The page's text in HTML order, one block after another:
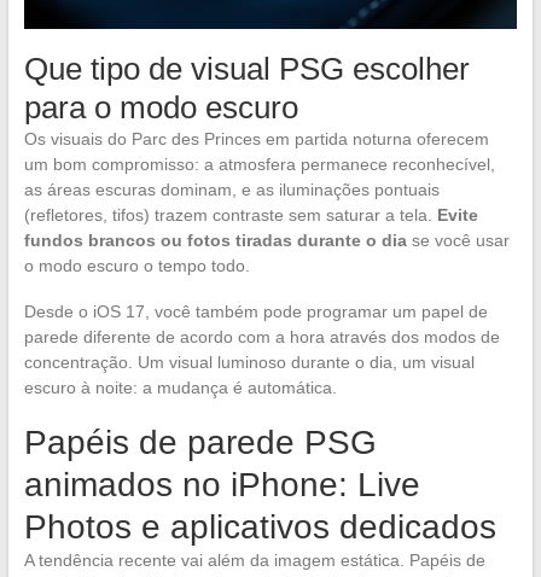
Que tipo de visual PSG escolher
para o modo escuro
Os visuais do Parc des Princes em partida noturna oferecem
um bom compromisso: a atmosfera permanece reconhecível,
as áreas escuras dominam, e as iluminações pontuais
(refletores, tifos) trazem contraste sem saturar a tela. Evite
fundos brancos ou fotos tiradas durante o diase você usar
o modo escuro o tempo todo.
Desde o iOS 17, você também pode programar um papel de
parede diferente de acordo com a hora através dos modos de
concentração. Um visual luminoso durante o dia, um visual
escuro à noite: a mudança é automática.
Papéis de parede PSG
animados no iPhone: Live
Photos e aplicativos dedicados
A tendência recente vai além da imagem estática. Papéis de